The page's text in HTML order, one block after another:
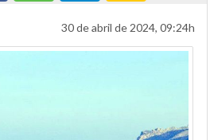
30 de abril de 2024, 09:24h